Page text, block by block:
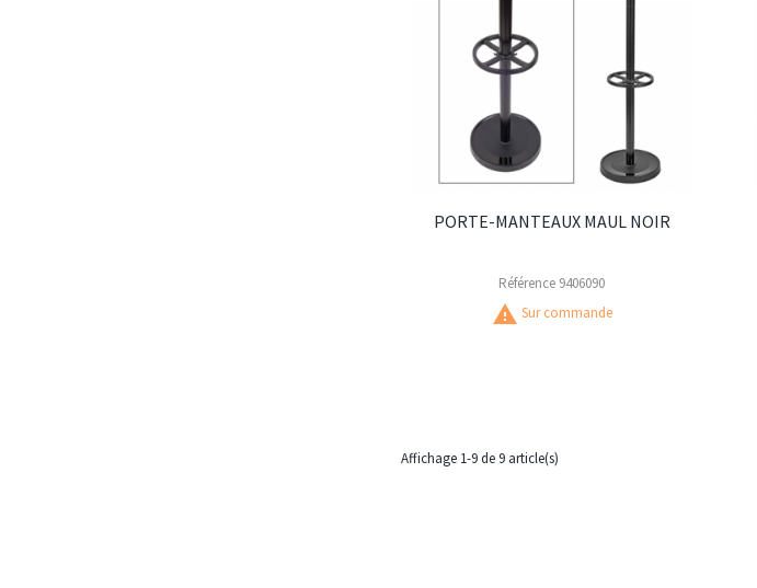
PORTE-MANTEAUX MAUL NOIR
Référence 9406090
warning Sur commande
Affichage 1-9 de 9 article(s)